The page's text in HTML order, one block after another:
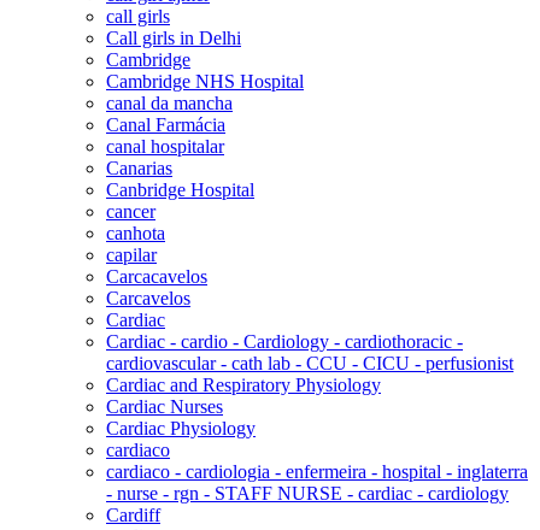
call girls
Call girls in Delhi
Cambridge
Cambridge NHS Hospital
canal da mancha
Canal Farmácia
canal hospitalar
Canarias
Canbridge Hospital
cancer
canhota
capilar
Carcacavelos
Carcavelos
Cardiac
Cardiac - cardio - Cardiology - cardiothoracic -
cardiovascular - cath lab - CCU - CICU - perfusionist
Cardiac and Respiratory Physiology
Cardiac Nurses
Cardiac Physiology
cardiaco
cardiaco - cardiologia - enfermeira - hospital - inglaterra
- nurse - rgn - STAFF NURSE - cardiac - cardiology
Cardiff